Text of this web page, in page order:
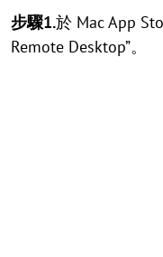
步驟1.於 Mac App
Remote Desktop”。